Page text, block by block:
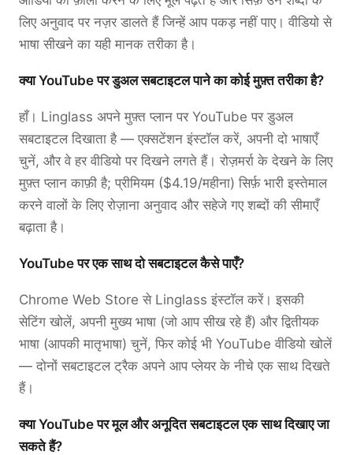
लिए अनुवाद पर नज़र डालते हैं जिन्हें आप पकड़ नहीं पाए। वीडियो से
भाषा सीखने का यही मानक तरीका है।
क्या YouTube पर डुअल सबटाइटल पाने का कोई मुफ़्त तरीका है?
हाँ। Linglass अपने मुफ़्त प्लान पर YouTube पर डुअल
सबटाइटल दिखाता है — एक्सटेंशन इंस्टॉल करें, अपनी दो भाषाएँ
चुनें, और वे हर वीडियो पर दिखने लगते हैं। रोज़मर्रा के देखने के लिए
मुफ़्त प्लान काफ़ी है; प्रीमियम ($4.19/महीना) सिर्फ़ भारी इस्तेमाल
करने वालों के लिए रोज़ाना अनुवाद और सहेजे गए शब्दों की सीमाएँ
बढ़ाता है।
YouTube पर एक साथ दो सबटाइटल कैसे पाएँ?
Chrome Web Store से Linglass इंस्टॉल करें। इसकी
सेटिंग खोलें, अपनी मुख्य भाषा (जो आप सीख रहे हैं) और द्वितीयक
भाषा (आपकी मातृभाषा) चुनें, फिर कोई भी YouTube वीडियो खोलें
— दोनों सबटाइटल ट्रैक अपने आप प्लेयर के नीचे एक साथ दिखते
हैं।
क्या YouTube पर मूल और अनूदित सबटाइटल एक साथ दिखाए जा
सकते हैं?